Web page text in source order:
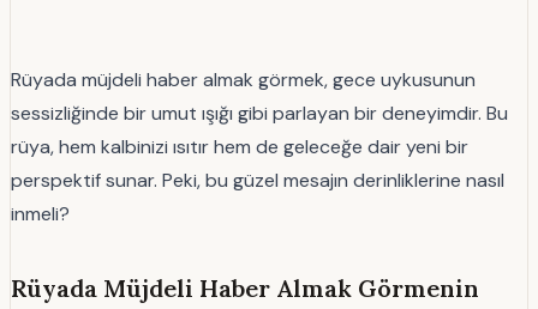
Rüyada müjdeli haber almak görmek, gece uykusunun
sessizliğinde bir umut ışığı gibi parlayan bir deneyimdir. Bu
rüya, hem kalbinizi ısıtır hem de geleceğe dair yeni bir
perspektif sunar. Peki, bu güzel mesajın derinliklerine nasıl
inmeli?
Rüyada Müjdeli Haber Almak Görmenin